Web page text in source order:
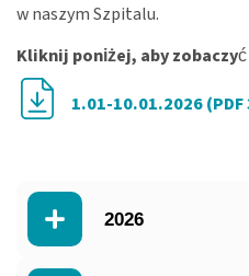
w naszym Szpitalu.
Kliknij poniżej, aby zobaczyć
1.01-10.01.2026 (PDF
2026